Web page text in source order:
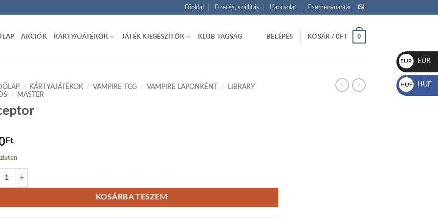
Főoldal Fizetés, szállítás Kapcsolat Eseménynaptár
AKCIÓK KÁRTYAJÁTÉKOK JÁTÉK KIEGÉSZÍTŐK KLUB TAGSÁG BELÉPÉS KOSÁR /0FT 0
/ KÁRTYAJÁTÉKOK / VAMPIRE TCG / VAMPIRE LAPONKÉNT /
LIBRARY
/ MASTER
Ft
mennyiség
KOSÁRBA TESZEM
EUR
€
EUR
HUF
Ft
HUF